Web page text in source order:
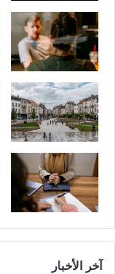
آخر الأخبار